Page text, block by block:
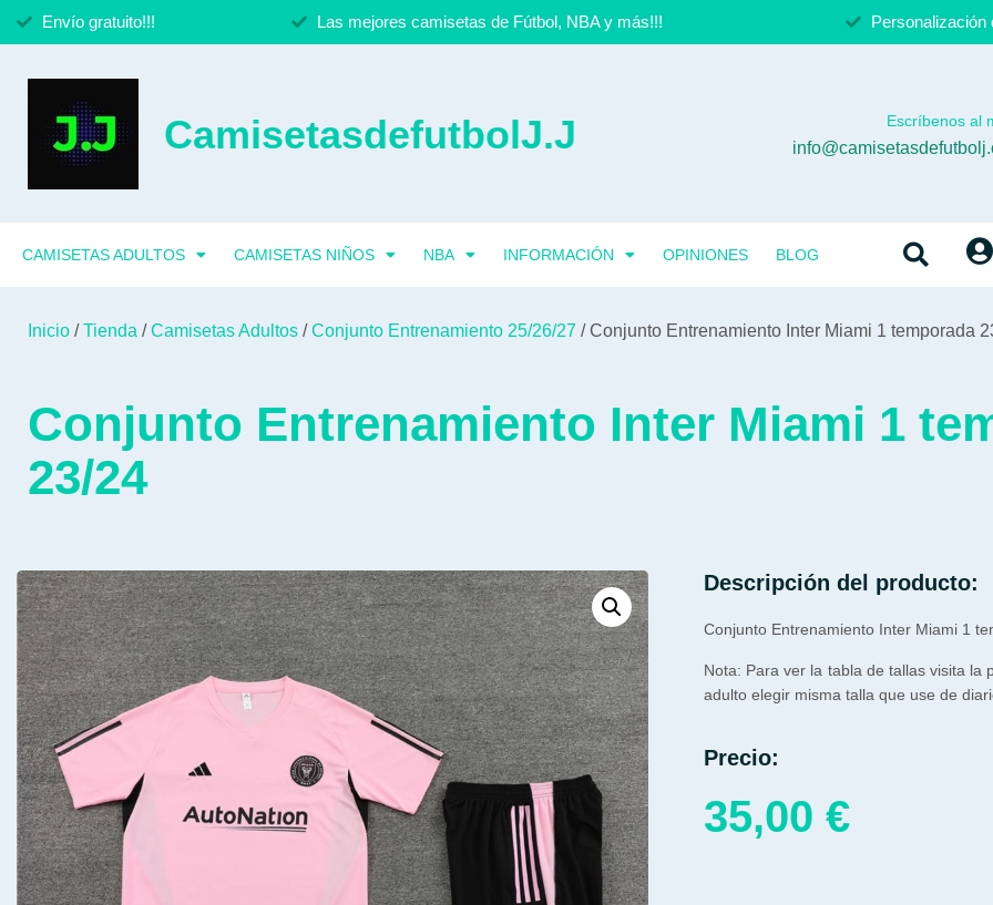
Envío gratuito!!! Las mejores camisetas de Fútbol, NBA y más!!! Personalización
CamisetasdefutbolJ.J Escríbenos al
CAMISETAS ADULTOS CAMISETAS NIÑOS NBA INFORMACIÓN OPINIONES BLOG
Inicio /Tienda /Camisetas Adultos /Conjunto Entrenamiento 25/26/27 / Conjunto Entrenamiento Inter Miami 1 temporada
Conjunto Entrenamiento Inter Miami 1
23/24
Descripción del producto:
Conjunto Entrenamiento Inter Miami 1
Nota: Para ver la tabla de tallas visita la
adulto elegir misma talla que use de
Precio:
35,00 €